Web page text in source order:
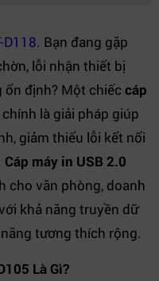
D118. Bạn đang gặp
lỗi nhận thiết bị
ổn định? Một chiếccáp
là giải pháp giúp
giảm thiểu lỗi kết nối
Cáp máy in USB 2.0
cho văn phòng, doanh
khả năng truyền dữ
tương thích rộng.
Là Gì?